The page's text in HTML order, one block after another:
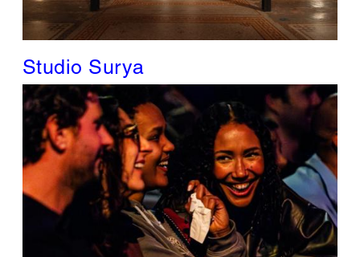
Studio Surya